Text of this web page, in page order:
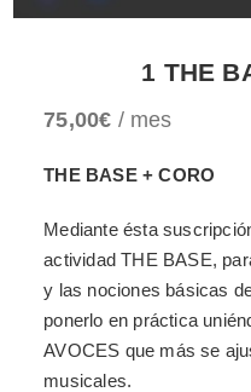
1 THE
75,00€ / mes
THE BASE + CORO
Mediante ésta
actividad THE BASE,
y las nociones básicas
ponerlo en práctica
AVOCES que más se
musicales.